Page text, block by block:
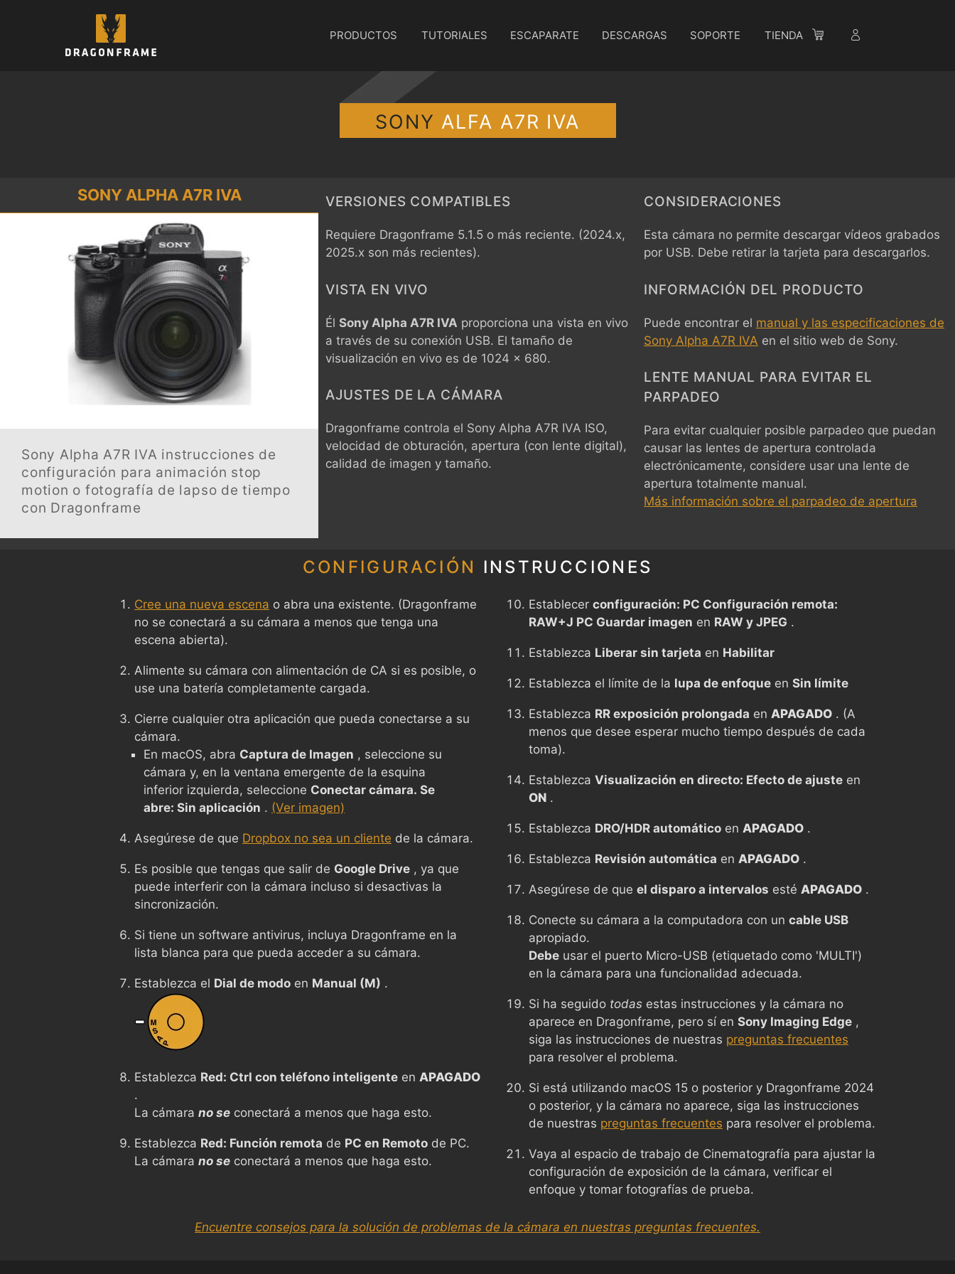
PRODUCTOS TUTORIALES ESCAPARATE DESCARGAS SOPORTE TIENDA
SONYALFA A7R IVA
SONY ALPHA A7R IVA
Sony Alpha A7R IVA instrucciones de
configuración para animación stop
motion o fotografía de lapso de tiempo
con Dragonframe
VERSIONES COMPATIBLES
Requiere Dragonframe 5.1.5 o más reciente. (2024.x,
2025.x son más recientes).
VISTA EN VIVO
Él Sony Alpha A7R IVA proporciona una vista en vivo
a través de su conexión USB. El tamaño de
visualización en vivo es de 1024 x 680.
AJUSTES DE LA CÁMARA
Dragonframe controla el Sony Alpha A7R IVA ISO,
velocidad de obturación, apertura (con lente digital),
calidad de imagen y tamaño.
CONSIDERACIONES
Esta cámara no permite descargar vídeos grabados
por USB. Debe retirar la tarjeta para descargarlos.
INFORMACIÓN DEL PRODUCTO
Puede encontrar el manual y las especificaciones de
Sony Alpha A7R IVA en el sitio web de Sony.
LENTE MANUAL PARA EVITAR EL
PARPADEO
Para evitar cualquier posible parpadeo que puedan
causar las lentes de apertura controlada
electrónicamente, considere usar una lente de
apertura totalmente manual.
Más información sobre el parpadeo de apertura
CONFIGURACIÓN INSTRUCCIONES
Cree una nueva escena o abra una existente. (Dragonframe
no se conectará a su cámara a menos que tenga una
escena abierta).
Alimente su cámara con alimentación de CA si es posible, o
use una batería completamente cargada.
Cierre cualquier otra aplicación que pueda conectarse a su
cámara.
En macOS, abra Captura de Imagen , seleccione su
cámara y, en la ventana emergente de la esquina
inferior izquierda, seleccione Conectar cámara. Se
abre: Sin aplicación . (Ver imagen)
Asegúrese de que Dropbox no sea un cliente de la cámara.
Es posible que tengas que salir de Google Drive , ya que
puede interferir con la cámara incluso si desactivas la
sincronización.
Si tiene un software antivirus, incluya Dragonframe en la
lista blanca para que pueda acceder a su cámara.
Establezca el Dial de modo en Manual (M) .
Establezca Red: Ctrl con teléfono inteligente en APAGADO
.
La cámara no se conectará a menos que haga esto.
Establezca Red: Función remota de PC en Remoto de PC.
La cámara no se conectará a menos que haga esto.
Establecer configuración: PC Configuración remota:
RAW+J PC Guardar imagen en RAW y JPEG .
Establezca Liberar sin tarjeta en Habilitar
Establezca el límite de la lupa de enfoque en Sin límite
Establezca RR exposición prolongada en APAGADO . (A
menos que desee esperar mucho tiempo después de cada
toma).
Establezca Visualización en directo: Efecto de ajuste en
ON .
Establezca DRO/HDR automático en APAGADO .
Establezca Revisión automática en APAGADO .
Asegúrese de que el disparo a intervalos esté APAGADO .
Conecte su cámara a la computadora con un cable USB
apropiado.
Debe usar el puerto Micro-USB (etiquetado como 'MULTI')
en la cámara para una funcionalidad adecuada.
Si ha seguido todas estas instrucciones y la cámara no
aparece en Dragonframe, pero sí en Sony Imaging Edge ,
siga las instrucciones de nuestras preguntas frecuentes
para resolver el problema.
Si está utilizando macOS 15 o posterior y Dragonframe 2024
o posterior, y la cámara no aparece, siga las instrucciones
de nuestras preguntas frecuentes para resolver el problema.
Vaya al espacio de trabajo de Cinematografía para ajustar la
configuración de exposición de la cámara, verificar el
enfoque y tomar fotografías de prueba.
Encuentre consejos para la solución de problemas de la cámara en nuestras preguntas frecuentes.